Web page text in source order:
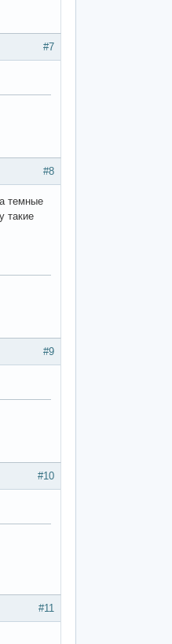
#7
#8
темные
такие
#9
#10
#11